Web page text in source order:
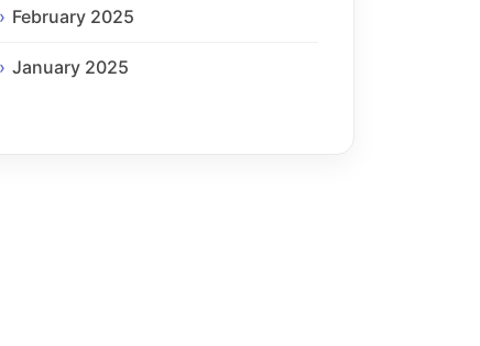
February 2025
January 2025